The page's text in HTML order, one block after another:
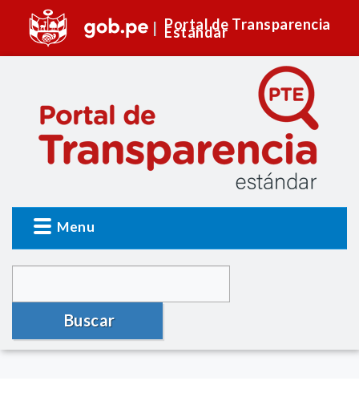
Portal de Transparencia
Estándar
Menu
Buscar